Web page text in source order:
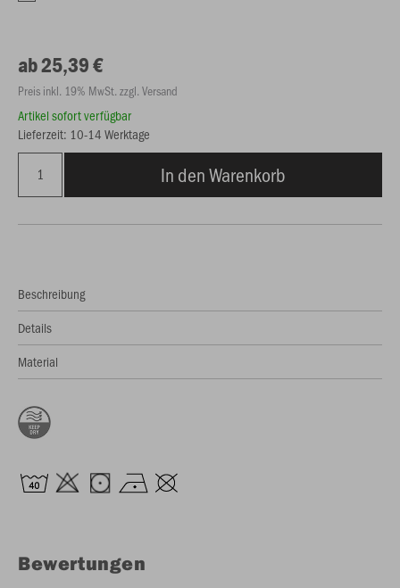
ab 25,39 €
Preis inkl. 19% MwSt. zzgl. Versand
Artikel sofort verfügbar
Lieferzeit: 10-14 Werktage
In den Warenkorb
Beschreibung
Details
Material
Bewertungen